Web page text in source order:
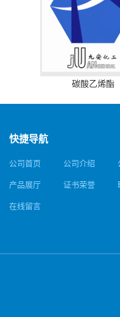
碳酸乙烯酯
快捷导航
公司首页 公司介绍
产品展厅 证书荣誉
在线留言